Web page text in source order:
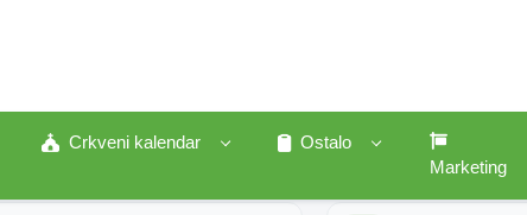
Crkveni kalendar
Ostalo
Marketing